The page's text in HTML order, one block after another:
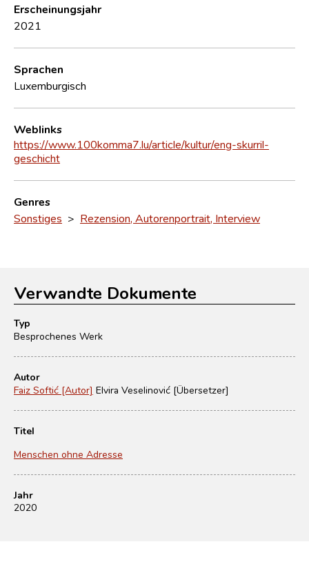
Erscheinungsjahr
2021
Sprachen
Luxemburgisch
Weblinks
https://www.100komma7.lu/article/kultur/eng-skurril-
geschicht
Genres
Sonstiges > Rezension, Autorenportrait, Interview
Verwandte Dokumente
Typ
Besprochenes Werk
Autor
Faiz Softić [Autor] Elvira Veselinović [Übersetzer]
Titel
Menschen ohne Adresse
Jahr
2020